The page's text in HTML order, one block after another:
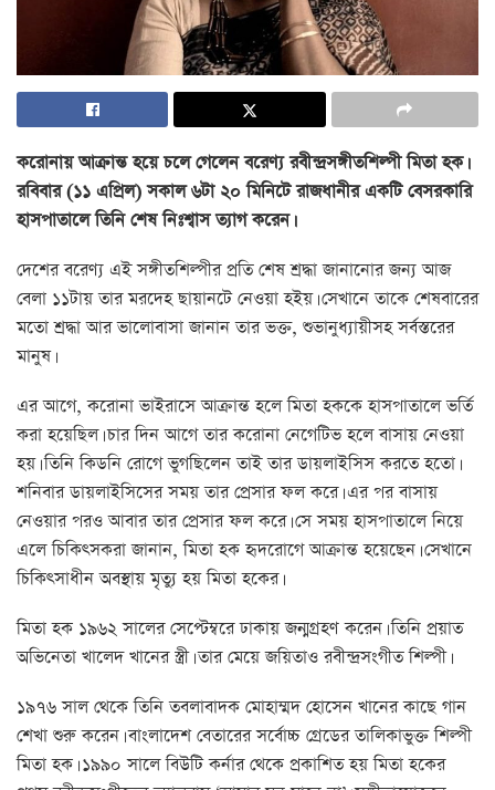
করোনায় আক্রান্ত হয়ে চলে গেলেন বরেণ্য রবীন্দ্রসঙ্গীতশিল্পী মিতা হক।
রবিবার (১১ এপ্রিল) সকাল ৬টা ২০ মিনিটে রাজধানীর একটি বেসরকারি
হাসপাতালে তিনি শেষ নিঃশ্বাস ত্যাগ করেন।
দেশের বরেণ্য এই সঙ্গীতশিল্পীর প্রতি শেষ শ্রদ্ধা জানানোর জন্য আজ
বেলা ১১টায় তার মরদেহ ছায়ানটে নেওয়া হইয়। সেখানে তাকে শেষবারের
মতো শ্রদ্ধা আর ভালোবাসা জানান তার ভক্ত, শুভানুধ্যায়ীসহ সর্বস্তরের
মানুষ।
এর আগে, করোনা ভাইরাসে আক্রান্ত হলে মিতা হককে হাসপাতালে ভর্তি
করা হয়েছিল। চার দিন আগে তার করোনা নেগেটিভ হলে বাসায় নেওয়া
হয়। তিনি কিডনি রোগে ভুগছিলেন তাই তার ডায়লাইসিস করতে হতো।
শনিবার ডায়লাইসিসের সময় তার প্রেসার ফল করে। এর পর বাসায়
নেওয়ার পরও আবার তার প্রেসার ফল করে। সে সময় হাসপাতালে নিয়ে
এলে চিকিৎসকরা জানান, মিতা হক হৃদরোগে আক্রান্ত হয়েছেন। সেখানে
চিকিৎসাধীন অবস্থায় মৃত্যু হয় মিতা হকের।
মিতা হক ১৯৬২ সালের সেপ্টেম্বরে ঢাকায় জন্মগ্রহণ করেন। তিনি প্রয়াত
অভিনেতা খালেদ খানের স্ত্রী। তার মেয়ে জয়িতাও রবীন্দ্রসংগীত শিল্পী।
১৯৭৬ সাল থেকে তিনি তবলাবাদক মোহাম্মদ হোসেন খানের কাছে গান
শেখা শুরু করেন। বাংলাদেশ বেতারের সর্বোচ্চ গ্রেডের তালিকাভুক্ত শিল্পী
মিতা হক। ১৯৯০ সালে বিউটি কর্নার থেকে প্রকাশিত হয় মিতা হকের